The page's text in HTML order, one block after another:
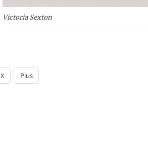
Victoria Sexton
X Plus